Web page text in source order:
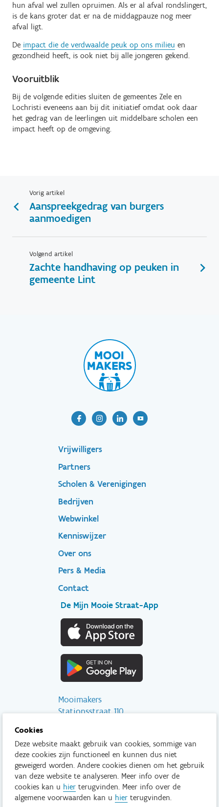
hun afval wel zullen opruimen. Als er al afval rondslingert,
is de kans groter dat er na de middagpauze nog meer
afval ligt.
De impact die de verdwaalde peuk op ons milieu en
gezondheid heeft, is ook niet bij alle jongeren gekend.
Vooruitblik
Bij de volgende edities sluiten de gemeentes Zele en
Lochristi eveneens aan bij dit initiatief omdat ook daar
het gedrag van de leerlingen uit middelbare scholen een
impact heeft op de omgeving.
Vorig artikel
Aanspreekgedrag van burgers
aanmoedigen
Volgend artikel
Zachte handhaving op peuken in
gemeente Lint
Footer-
menu
Vrijwilligers
Partners
Scholen & Verenigingen
Bedrijven
Footer
secondary
Webwinkel
Kenniswijzer
Over ons
Pers & Media
Contact
De Mijn Mooie Straat-App
Mooimakers
Stationsstraat 110
info@mooimakers.be
015 28 41 56
Tenzij anders vermeld is het niet toegestaan om inhoud van deze
website te kopiëren, reproduceren, aan te passen en/of onder
een andere vorm te publiceren zonder voorafgaand en
Cookies
Deze website maakt gebruik van cookies, sommige van
deze cookies zijn functioneel en kunnen dus niet
geweigerd worden. Andere cookies dienen om het gebruik
van deze website te analyseren. Meer info over de
cookies kan u hier terugvinden. Meer info over de
algemene voorwaarden kan u hier terugvinden.